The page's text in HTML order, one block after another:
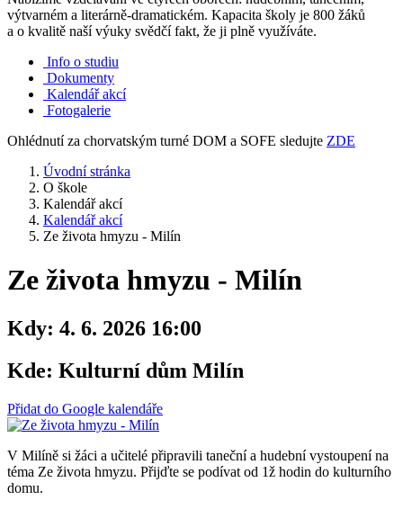
výtvarném a literárně-dramatickém. Kapacita školy je 800 žáků
a o kvalitě naší výuky svědčí fakt, že ji plně využíváte.
Info o studiu
Dokumenty
Kalendář akcí
Fotogalerie
Ohlédnutí za chorvatským turné DOM a SOFE sledujte ZDE
Úvodní stránka
O škole
Kalendář akcí
Kalendář akcí
Ze života hmyzu - Milín
Ze života hmyzu - Milín
Kdy: 4. 6. 2026 16:00
Kde: Kulturní dům Milín
Přidat do Google kalendáře
V Milíně si žáci a učitelé připravili taneční a hudební vystoupení na
téma Ze života hmyzu. Přijďte se podívat od 1ž hodin do kulturního
domu.